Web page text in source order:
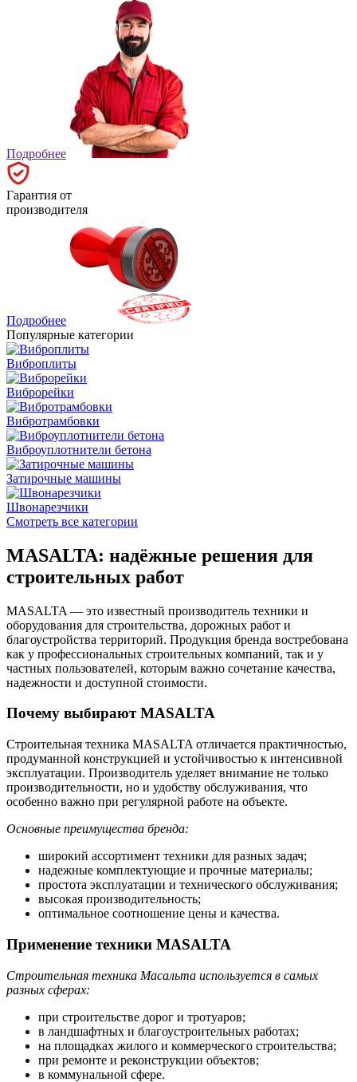
Подробнее
Гарантия от
производителя
Подробнее
Популярные категории
Виброплиты
Виброрейки
Вибротрамбовки
Виброуплотнители бетона
Затирочные машины
Швонарезчики
Смотреть все категории
MASALTA: надёжные решения для
строительных работ
MASALTA — это известный производитель техники и
оборудования для строительства, дорожных работ и
благоустройства территорий. Продукция бренда востребована
как у профессиональных строительных компаний, так и у
частных пользователей, которым важно сочетание качества,
надежности и доступной стоимости.
Почему выбирают MASALTA
Строительная техника MASALTA отличается практичностью,
продуманной конструкцией и устойчивостью к интенсивной
эксплуатации. Производитель уделяет внимание не только
производительности, но и удобству обслуживания, что
особенно важно при регулярной работе на объекте.
Основные преимущества бренда:
широкий ассортимент техники для разных задач;
надежные комплектующие и прочные материалы;
простота эксплуатации и технического обслуживания;
высокая производительность;
оптимальное соотношение цены и качества.
Применение техники MASALTA
Строительная техника Масальта используется в самых
разных сферах:
при строительстве дорог и тротуаров;
в ландшафтных и благоустроительных работах;
на площадках жилого и коммерческого строительства;
при ремонте и реконструкции объектов;
в коммунальной сфере.